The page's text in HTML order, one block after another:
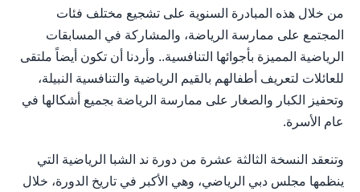
من خلال هذه المبادرة السنوية على تشجيع مختلف فئات
المجتمع على ممارسة الرياضة، والمشاركة في المسابقات
الرياضية المميزة بأجوائها التنافسية.. وأردنا أن تكون أيضاً ملتقى
للعائلات لتعريف أطفالهم بالقيم الرياضية والتنافسية النبيلة،
وتحفيز الكبار والصغار على ممارسة الرياضة بجميع أشكالها في
عام الأسرة.
وتنعقد النسخة الثالثة عشرة من دورة ند الشبا الرياضية التي
ينظمها مجلس دبي الرياضي، وهي الأكبر في تاريخ الدورة، خلال